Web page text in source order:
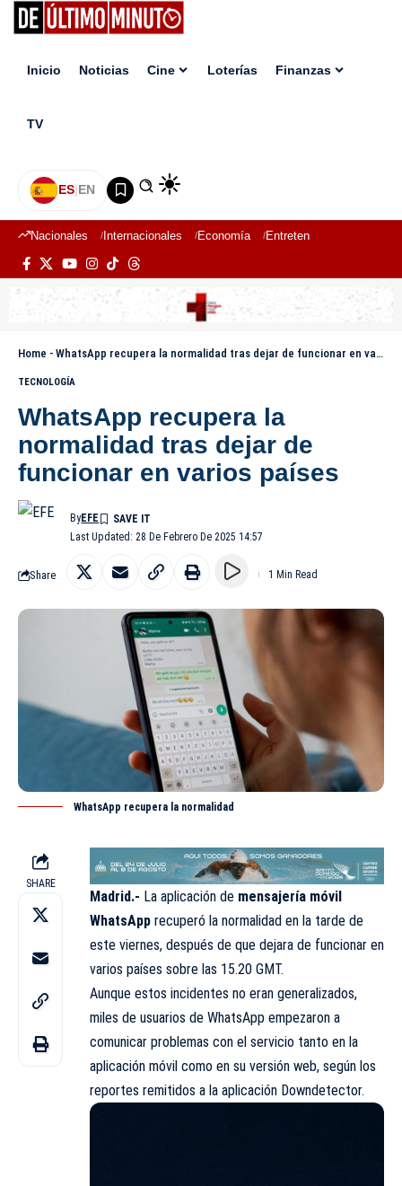
Inicio Noticias Cine Loterías Finanzas
TV
ES|EN
Nacionales Internacionales Economía Entretenimiento
Home - WhatsApp recupera la normalidad tras dejar de funcionar en varios países
TECNOLOGÍA
WhatsApp recupera la
normalidad tras dejar de
funcionar en varios países
Last Updated: 28 De Febrero De 2025 14:57
ByEFE
Share 1 Min Read
WhatsApp recupera la normalidad
SHARE
Madrid.- La aplicación de mensajería móvil
WhatsApp recuperó la normalidad en la tarde de
este viernes, después de que dejara de funcionar en
varios países sobre las 15.20 GMT.
Aunque estos incidentes no eran generalizados,
miles de usuarios de WhatsApp empezaron a
comunicar problemas con el servicio tanto en la
aplicación móvil como en su versión web, según los
reportes remitidos a la aplicación Downdetector.